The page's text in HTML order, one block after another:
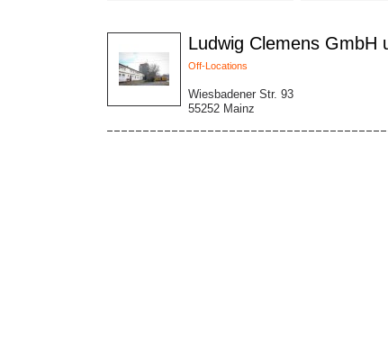
Ludwig Clemens GmbH
Off-Locations
Wiesbadener Str. 93
55252 Mainz